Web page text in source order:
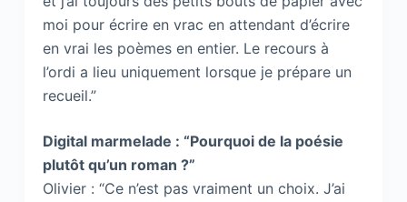
moi pour écrire en vrac en attendant d’écrire
en vrai les poèmes en entier. Le recours à
l’ordi a lieu uniquement lorsque je prépare un
recueil.”
Digital marmelade : “Pourquoi de la poésie
plutôt qu’un roman ?”
Olivier : “Ce n’est pas vraiment un choix. J’ai